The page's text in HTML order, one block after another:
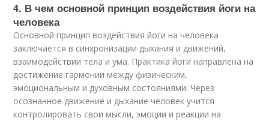
4. В чем основной принцип воздействия йоги на
человека
Основной принцип воздействия йоги на человека
заключается в синхронизации дыхания и движений,
взаимодействии тела и ума. Практика йоги направлена на
достижение гармонии между физическим,
эмоциональным и духовным состояниями. Через
осознанное движение и дыхание человек учится
контролировать свои мысли, эмоции и реакции на